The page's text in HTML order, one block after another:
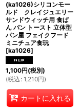
(ka1026)シリコンモー
ルド クレイジュエリー
サンドウィッチ用 食ぱ
ん パン トースト 立体型
パン屋 フェイクフード
ミニチュア食玩
[ka1026]
1,100円(税別)
(税込 : 1,210円)
カートに入れる